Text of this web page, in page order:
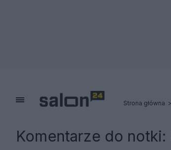
Strona główna
Komentarze do notki: